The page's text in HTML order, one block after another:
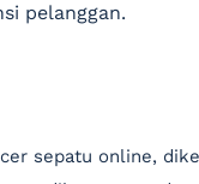
pelanggan.
sepatu online,